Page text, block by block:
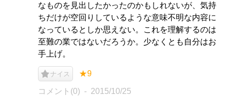
なものを見出したかったのかもしれないが、気持
ちだけが空回りしているような意味不明な内容に
なっているとしか思えない。これを理解するのは
至難の業ではないだろうか。少なくとも自分はお
手上げ。
ナイス ★9
コメント(0) 2015/10/25